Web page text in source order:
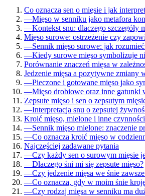
Co oznacza sen o mięsie i jak
—Mięso w senniku jako metafora
—Kontekst snu: dlaczego szczegóły
Mięso surowe: ostrzeżenie czy
—Sennik mięso surowe: jak
—Kiedy surowe mięso symbolizuje
Porównanie znaczeń mięsa w
Jedzenie mięsa a pozytywne zmiany
—Pieczone i gotowane mięso jako
—Mięso drobiowe oraz inne gatunki
Zepsute mięso i sen o zepsutym
—Interpretacja snu o zepsutej
Kroić mięso, mielone i inne
—Sennik mięso mielone: znaczenie
—Co oznacza kroić mięso w
Najczęściej zadawane pytania
—Czy każdy sen o surowym mięsie
—Dlaczego śni mi się zepsute mięso?
—Czy jedzenie mięsa we śnie
—Co oznacza, gdy w moim śnie
—Czy rodzaj mięsa w senniku ma